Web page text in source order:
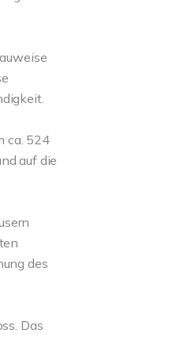
ca. 524
auf die
des
Das